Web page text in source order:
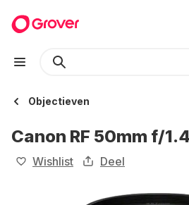
Objectieven
Canon RF 50mm f/
Wishlist Deel